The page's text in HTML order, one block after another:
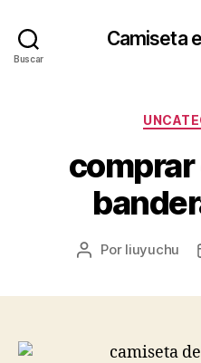
Buscar
Camiseta
Autor
Por liuyuchu